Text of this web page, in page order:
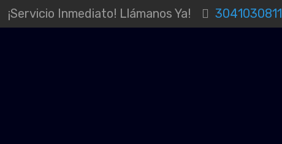
¡Servicio Inmediato! Llámanos Ya! 3041030811